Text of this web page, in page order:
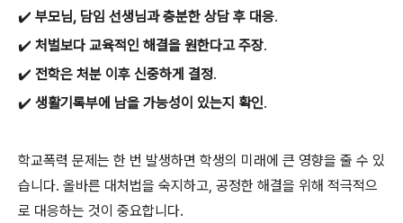
✔️ 부모님, 담임 선생님과 충분한 상담 후 대응.
✔️ 처벌보다 교육적인 해결을 원한다고 주장.
✔️ 전학은 처분 이후 신중하게 결정.
✔️ 생활기록부에 남을 가능성이 있는지 확인.
학교폭력 문제는 한 번 발생하면 학생의 미래에 큰 영향을 줄 수 있
습니다. 올바른 대처법을 숙지하고, 공정한 해결을 위해 적극적으
로 대응하는 것이 중요합니다.